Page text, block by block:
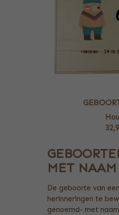
MET NAAM
De geboorte van
herinneringen te
genoemd- met